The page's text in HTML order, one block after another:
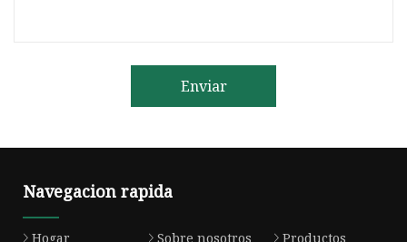
Enviar
Navegacion rapida
Hogar Sobre nosotros
Productos